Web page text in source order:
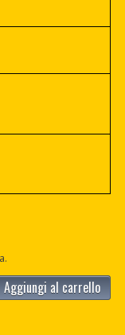
Aggiungi al carrello